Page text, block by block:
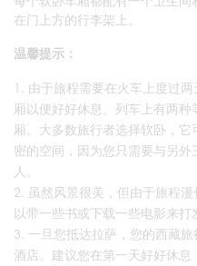
在门上方的行李架上。
温馨提示：
由于旅程需要在火车上度过
厢以便好好休息。列车上有两
厢。大多数旅行者选择软卧，
密的空间，因为您只需要与另
人。
虽然风景很美，但由于旅程
以带一些书或下载一些电影来打
一旦您抵达拉萨，您的西藏
酒店。建议您在第一天好好休息